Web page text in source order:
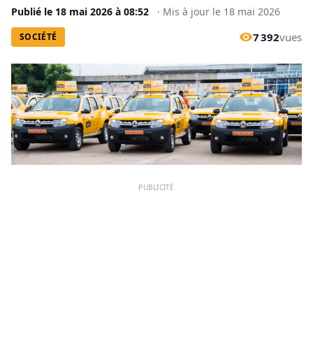
Publié le 18 mai 2026 à 08:52 · Mis à jour le 18 mai 2026
SOCIÉTÉ 7 392vues
PUBLICITÉ